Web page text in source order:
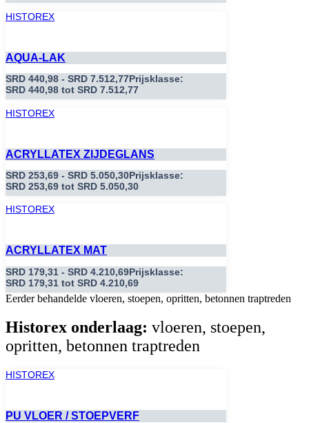
HISTOREX
AQUA-LAK
SRD 440,98 - SRD 7.512,77Prijsklasse:
SRD 440,98 tot SRD 7.512,77
HISTOREX
ACRYLLATEX ZIJDEGLANS
SRD 253,69 - SRD 5.050,30Prijsklasse:
SRD 253,69 tot SRD 5.050,30
HISTOREX
ACRYLLATEX MAT
SRD 179,31 - SRD 4.210,69Prijsklasse:
SRD 179,31 tot SRD 4.210,69
Eerder behandelde vloeren, stoepen, opritten, betonnen traptreden
Historex onderlaag: vloeren, stoepen,
opritten, betonnen traptreden
HISTOREX
PU VLOER / STOEPVERF